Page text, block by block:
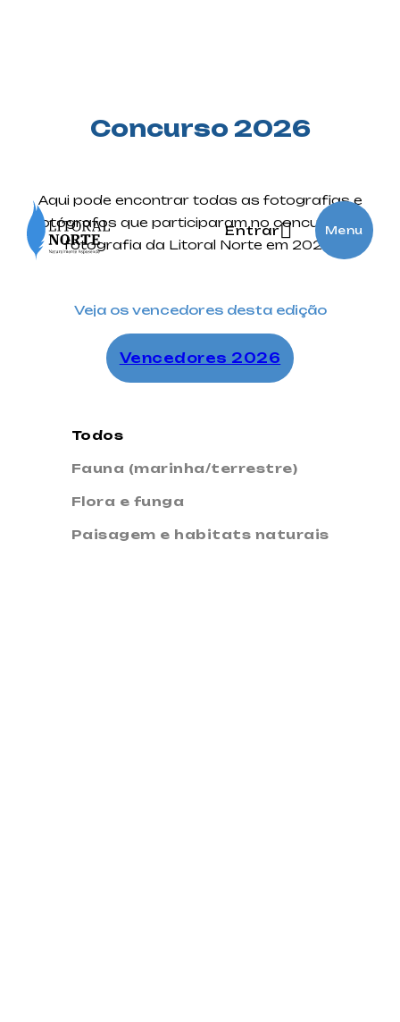
Entrar Menu
Concurso 2026
Aqui pode encontrar todas as fotografias e
fotógrafos que participaram no concurso de
fotografia da Litoral Norte em 2026.
Veja os vencedores desta edição
Vencedores 2026
Todos
Fauna (marinha/terrestre)
Flora e funga
Paisagem e habitats naturais